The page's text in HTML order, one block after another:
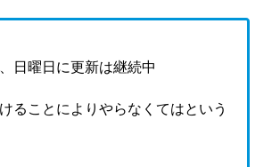
日曜日に更新は継続中
ることによりやらなくてはという